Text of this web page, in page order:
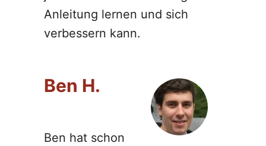
Anleitung lernen und sich
verbessern kann.
Ben H.
Ben hat schon